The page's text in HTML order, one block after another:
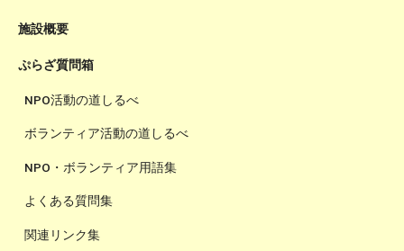
施設概要
ぷらざ質問箱
NPO活動の道しるべ
ボランティア活動の道しるべ
NPO・ボランティア用語集
よくある質問集
関連リンク集